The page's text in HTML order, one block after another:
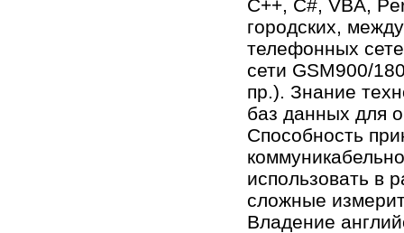
C++, C#, VBA,
городских,
телефонных
сети GSM900/
пр.). Знание
баз данных для
Способность
использовать в
сложные
Владение